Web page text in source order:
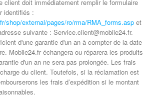
client doit immédiatement remplir le formulaire
identifiés :
shop/external/pages/ro/rma/RMA_forms.asp et
suivante : Service.client@mobile24.fr.
d'une garantie d'un an à compter de la date
Mobile24.fr échangera ou réparera les produits
d'un an ne sera pas prolongée. Les frais
du client. Toutefois, si la réclamation est
les frais d’expédition si le montant